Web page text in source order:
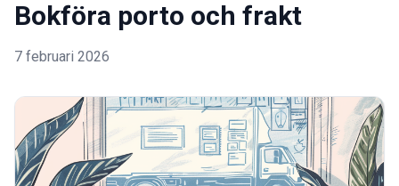
Bokföra porto och frakt
7 februari 2026